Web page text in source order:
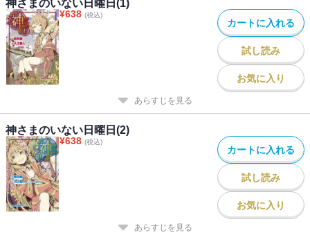
神さまのいない日曜日(1)
¥638 (税込)
カートに入れる
試し読み
お気に入り
あらすじを見る
神さまのいない日曜日(2)
¥638 (税込)
カートに入れる
試し読み
お気に入り
あらすじを見る